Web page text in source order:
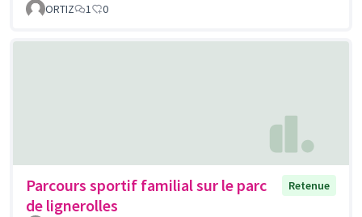
ORTIZ 1 0
Parcours sportif familial sur le parc
de lignerolles
Retenue